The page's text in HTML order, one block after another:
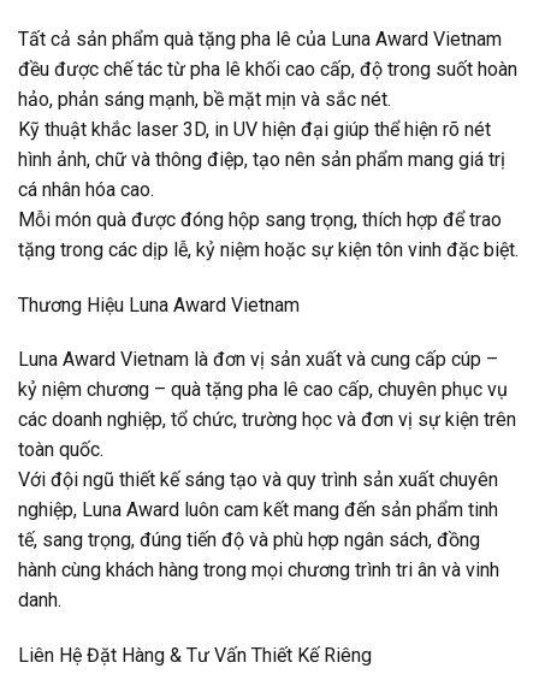
Tất cả sản phẩm quà tặng pha lê của Luna Award Vietnam
đều được chế tác từ pha lê khối cao cấp, độ trong suốt hoàn
hảo, phản sáng mạnh, bề mặt mịn và sắc nét.
Kỹ thuật khắc laser 3D, in UV hiện đại giúp thể hiện rõ nét
hình ảnh, chữ và thông điệp, tạo nên sản phẩm mang giá trị
cá nhân hóa cao.
Mỗi món quà được đóng hộp sang trọng, thích hợp để trao
tặng trong các dịp lễ, kỷ niệm hoặc sự kiện tôn vinh đặc biệt.
Thương Hiệu Luna Award Vietnam
Luna Award Vietnam là đơn vị sản xuất và cung cấp cúp –
kỷ niệm chương – quà tặng pha lê cao cấp, chuyên phục vụ
các doanh nghiệp, tổ chức, trường học và đơn vị sự kiện trên
toàn quốc.
Với đội ngũ thiết kế sáng tạo và quy trình sản xuất chuyên
nghiệp, Luna Award luôn cam kết mang đến sản phẩm tinh
tế, sang trọng, đúng tiến độ và phù hợp ngân sách, đồng
hành cùng khách hàng trong mọi chương trình tri ân và vinh
danh.
Liên Hệ Đặt Hàng & Tư Vấn Thiết Kế Riêng